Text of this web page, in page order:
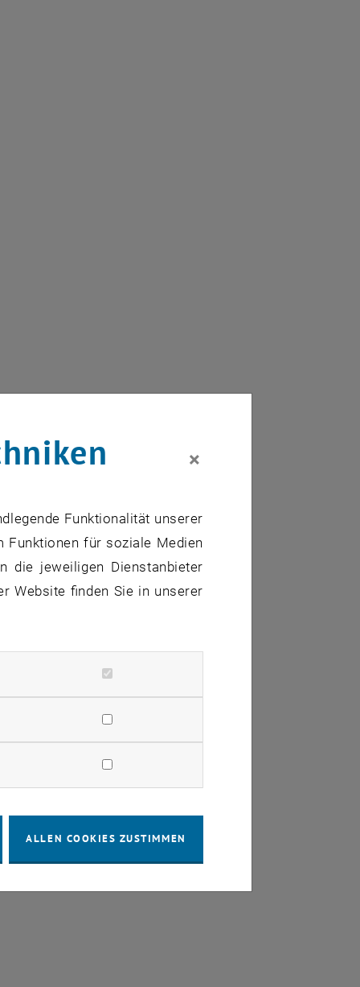
×
Funktionalität unserer
Funktionen für soziale Medien
die jeweiligen Dienstanbieter
Website finden Sie in unserer
ALLEN COOKIES ZUSTIMMEN